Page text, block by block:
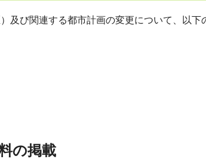
び関連する都市計画の変更について、以下
の掲載